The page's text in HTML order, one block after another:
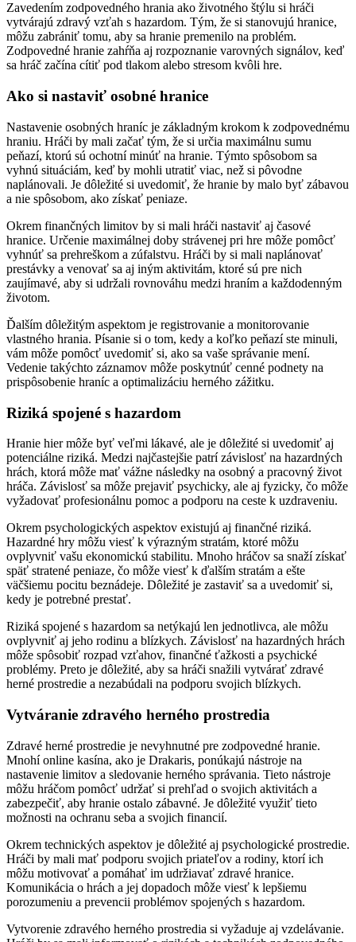
Zavedením zodpovedného hrania ako životného štýlu si hráči
vytvárajú zdravý vzťah s hazardom. Tým, že si stanovujú hranice,
môžu zabrániť tomu, aby sa hranie premenilo na problém.
Zodpovedné hranie zahŕňa aj rozpoznanie varovných signálov, keď
sa hráč začína cítiť pod tlakom alebo stresom kvôli hre.
Ako si nastaviť osobné hranice
Nastavenie osobných hraníc je základným krokom k zodpovednému
hraniu. Hráči by mali začať tým, že si určia maximálnu sumu
peňazí, ktorú sú ochotní minúť na hranie. Týmto spôsobom sa
vyhnú situáciám, keď by mohli utratiť viac, než si pôvodne
naplánovali. Je dôležité si uvedomiť, že hranie by malo byť zábavou
a nie spôsobom, ako získať peniaze.
Okrem finančných limitov by si mali hráči nastaviť aj časové
hranice. Určenie maximálnej doby strávenej pri hre môže pomôcť
vyhnúť sa prehreškom a zúfalstvu. Hráči by si mali naplánovať
prestávky a venovať sa aj iným aktivitám, ktoré sú pre nich
zaujímavé, aby si udržali rovnováhu medzi hraním a každodenným
životom.
Ďalším dôležitým aspektom je registrovanie a monitorovanie
vlastného hrania. Písanie si o tom, kedy a koľko peňazí ste minuli,
vám môže pomôcť uvedomiť si, ako sa vaše správanie mení.
Vedenie takýchto záznamov môže poskytnúť cenné podnety na
prispôsobenie hraníc a optimalizáciu herného zážitku.
Riziká spojené s hazardom
Hranie hier môže byť veľmi lákavé, ale je dôležité si uvedomiť aj
potenciálne riziká. Medzi najčastejšie patrí závislosť na hazardných
hrách, ktorá môže mať vážne následky na osobný a pracovný život
hráča. Závislosť sa môže prejaviť psychicky, ale aj fyzicky, čo môže
vyžadovať profesionálnu pomoc a podporu na ceste k uzdraveniu.
Okrem psychologických aspektov existujú aj finančné riziká.
Hazardné hry môžu viesť k výrazným stratám, ktoré môžu
ovplyvniť vašu ekonomickú stabilitu. Mnoho hráčov sa snaží získať
späť stratené peniaze, čo môže viesť k ďalším stratám a ešte
väčšiemu pocitu beznádeje. Dôležité je zastaviť sa a uvedomiť si,
kedy je potrebné prestať.
Riziká spojené s hazardom sa netýkajú len jednotlivca, ale môžu
ovplyvniť aj jeho rodinu a blízkych. Závislosť na hazardných hrách
môže spôsobiť rozpad vzťahov, finančné ťažkosti a psychické
problémy. Preto je dôležité, aby sa hráči snažili vytvárať zdravé
herné prostredie a nezabúdali na podporu svojich blízkych.
Vytváranie zdravého herného prostredia
Zdravé herné prostredie je nevyhnutné pre zodpovedné hranie.
Mnohí online kasína, ako je Drakaris, ponúkajú nástroje na
nastavenie limitov a sledovanie herného správania. Tieto nástroje
môžu hráčom pomôcť udržať si prehľad o svojich aktivitách a
zabezpečiť, aby hranie ostalo zábavné. Je dôležité využiť tieto
možnosti na ochranu seba a svojich financií.
Okrem technických aspektov je dôležité aj psychologické prostredie.
Hráči by mali mať podporu svojich priateľov a rodiny, ktorí ich
môžu motivovať a pomáhať im udržiavať zdravé hranice.
Komunikácia o hrách a jej dopadoch môže viesť k lepšiemu
porozumeniu a prevencii problémov spojených s hazardom.
Vytvorenie zdravého herného prostredia si vyžaduje aj vzdelávanie.